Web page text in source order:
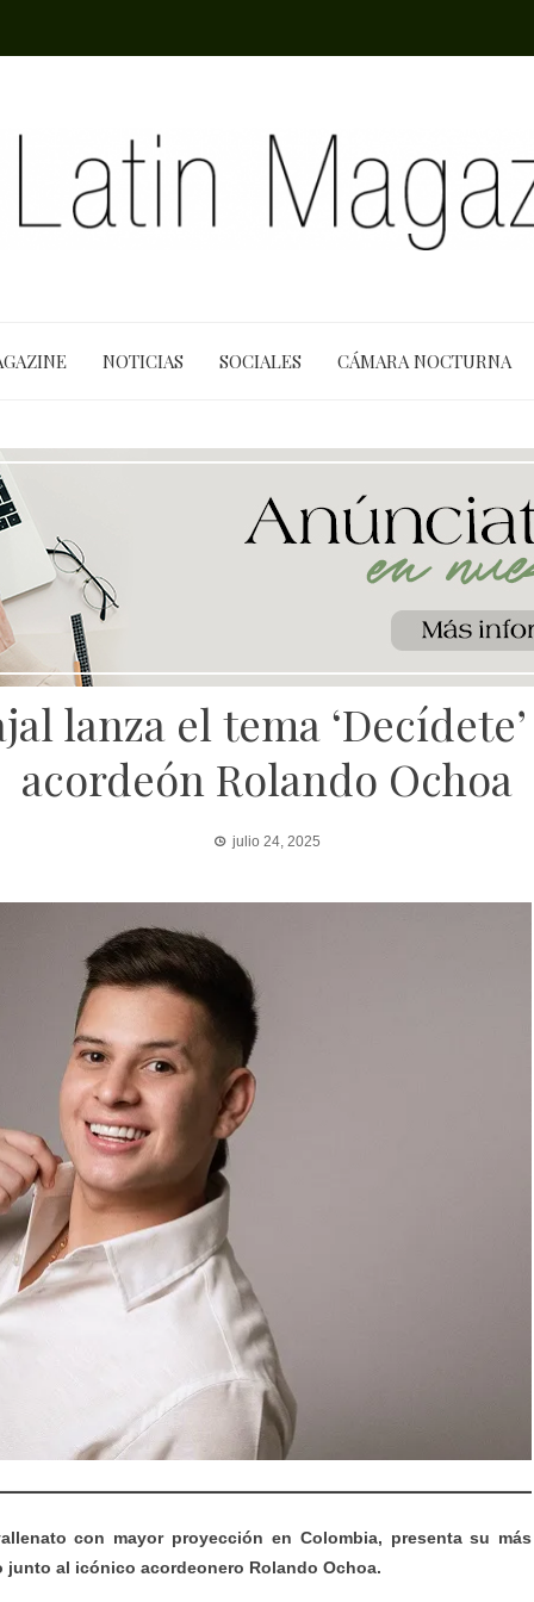
NOTICIAS SOCIALES CÁMARA NOCTURNA
lanza el tema
acordeón Rolando Ochoa
julio 24, 2025
con mayor proyección en Colombia, presenta su más
junto al icónico acordeonero Rolando Ochoa.